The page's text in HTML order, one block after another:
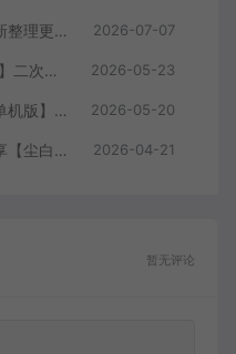
爱游网单亲测【胜利女神】最新整理更新第7版148.10.5NIKKE胜利女神妮姬单机版方舟活动148版本官服GM可无限抽卡全剧情免虚拟机一键端视频安装教学 2026-07-07
转载分享【原神6.1指令单机版】二次元网游单机版 指令模拟端 登录 战斗 地图 魔物 背包 抽卡 商店 MOD 未亲测图文教学 2026-05-23
会员分享【天下无双蚂蚁无双单机版】最新整理单机版本 带GM命令后台 武侠怀旧网游 免虚拟机一键端 配套视频教学 2026-05-20
【已有更新亲测新版】会员分享【尘白单机版】二次元射击类网游单机版一键端 2026-04-21
暂无评论